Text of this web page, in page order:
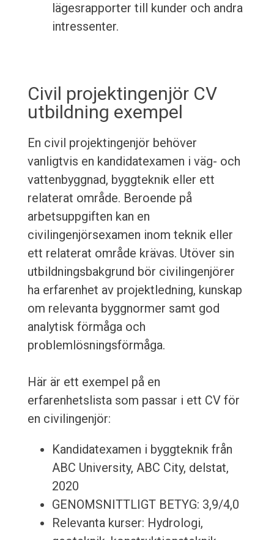
lägesrapporter till kunder och andra
intressenter.
Civil projektingenjör CV
utbildning exempel
En civil projektingenjör behöver
vanligtvis en kandidatexamen i väg- och
vattenbyggnad, byggteknik eller ett
relaterat område. Beroende på
arbetsuppgiften kan en
civilingenjörsexamen inom teknik eller
ett relaterat område krävas. Utöver sin
utbildningsbakgrund bör civilingenjörer
ha erfarenhet av projektledning, kunskap
om relevanta byggnormer samt god
analytisk förmåga och
problemlösningsförmåga.
Här är ett exempel på en
erfarenhetslista som passar i ett CV för
en civilingenjör:
Kandidatexamen i byggteknik från
ABC University, ABC City, delstat,
2020
GENOMSNITTLIGT BETYG: 3,9/4,0
Relevanta kurser: Hydrologi,